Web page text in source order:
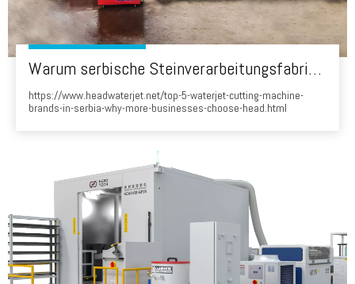
Warum serbische Steinverarbeitungsfabriken den von Chinien hergestellten 'Kopf' WaterJet wählen
https://www.headwaterjet.net/top-5-waterjet-cutting-machine-
brands-in-serbia-why-more-businesses-choose-head.html